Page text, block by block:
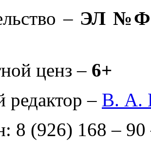
– ЭЛ
ценз – 6+
редактор – В. А.
8 (926) 168 – 90